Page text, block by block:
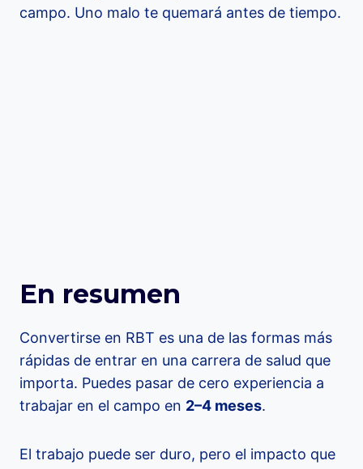
campo. Uno malo te quemará antes de tiempo.
En resumen
Convertirse en RBT es una de las formas más
rápidas de entrar en una carrera de salud que
importa. Puedes pasar de cero experiencia a
trabajar en el campo en 2–4 meses.
El trabajo puede ser duro, pero el impacto que